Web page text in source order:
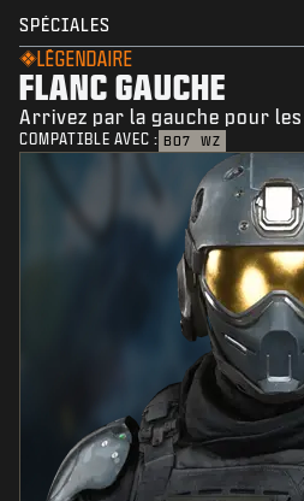
SPÉCIALES
LÉGENDAIRE
FLANC GAUCHE
Arrivez par la gauche pour
COMPATIBLE AVEC : BO7 WZ